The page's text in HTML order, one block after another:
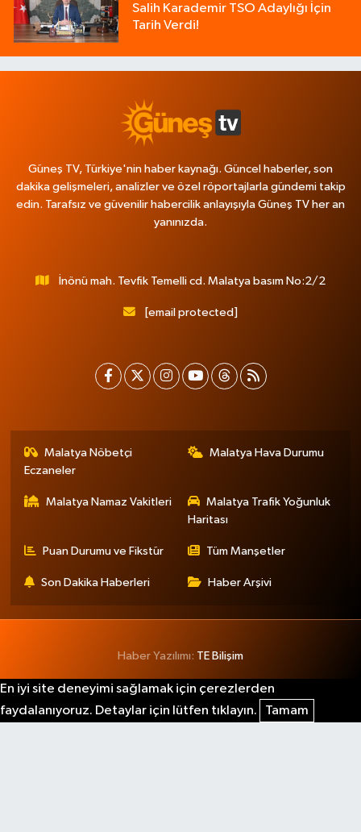
Salih Karademir TSO Adaylığı İçin
Tarih Verdi!
Güneş TV, Türkiye'nin haber kaynağı. Güncel haberler, son
dakika gelişmeleri, analizler ve özel röportajlarla gündemi takip
edin. Tarafsız ve güvenilir habercilik anlayışıyla Güneş TV her an
yanınızda.
İnönü mah. Tevfik Temelli cd. Malatya basım No:2/2
[email protected]
Malatya Nöbetçi
Eczaneler
Malatya Hava Durumu
Malatya Namaz Vakitleri
Malatya Trafik Yoğunluk
Haritası
Puan Durumu ve Fikstür Tüm Manşetler
Son Dakika Haberleri Haber Arşivi
Haber Yazılımı: TE Bilişim
En iyi site deneyimi sağlamak için çerezlerden
faydalanıyoruz. Detaylar için lütfen tıklayın.
Tamam